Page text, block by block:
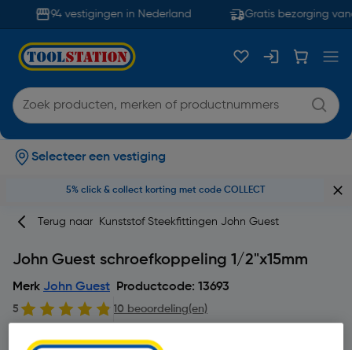
94 vestigingen in Nederland Gratis bezorging
Selecteer een vestiging
5% click & collect korting met code COLLECT
Terug naar Kunststof Steekfittingen John Guest
John Guest schroefkoppeling 1/2"x15mm
Merk John Guest Productcode: 13693
5 10 beoordeling(en)